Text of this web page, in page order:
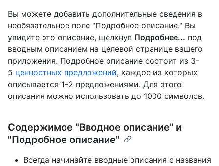
Вы можете добавить дополнительные сведения в
необязательное поле "Подробное описание." Вы
увидите это описание, щелкнув Подробнее... под
вводным описанием на целевой странице вашего
приложения. Подробное описание состоит из 3–
5 ценностных предложений, каждое из которых
описывается 1–2 предложениями. Для этого
описания можно использовать до 1000 символов.
Содержимое "Вводное описание" и
"Подробное описание"
Всегда начинайте вводные описания с названия